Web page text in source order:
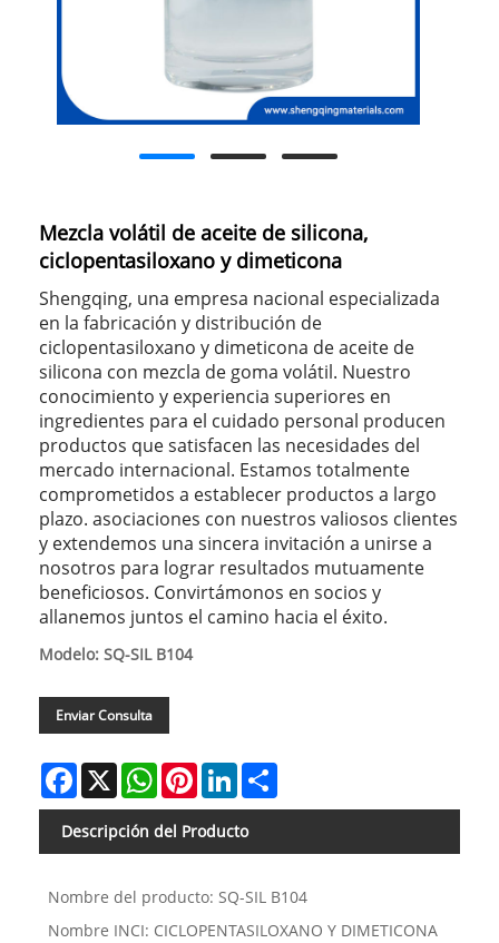
Mezcla volátil de aceite de silicona,
ciclopentasiloxano y dimeticona
Shengqing, una empresa nacional especializada
en la fabricación y distribución de
ciclopentasiloxano y dimeticona de aceite de
silicona con mezcla de goma volátil. Nuestro
conocimiento y experiencia superiores en
ingredientes para el cuidado personal producen
productos que satisfacen las necesidades del
mercado internacional. Estamos totalmente
comprometidos a establecer productos a largo
plazo. asociaciones con nuestros valiosos clientes
y extendemos una sincera invitación a unirse a
nosotros para lograr resultados mutuamente
beneficiosos. Convirtámonos en socios y
allanemos juntos el camino hacia el éxito.
Modelo: SQ-SIL B104
Enviar Consulta
Facebook
X WhatsAppPinterestLinkedIn
Descripción del Producto
Nombre del producto: SQ-SIL B104
Nombre INCI: CICLOPENTASILOXANO Y DIMETICONA